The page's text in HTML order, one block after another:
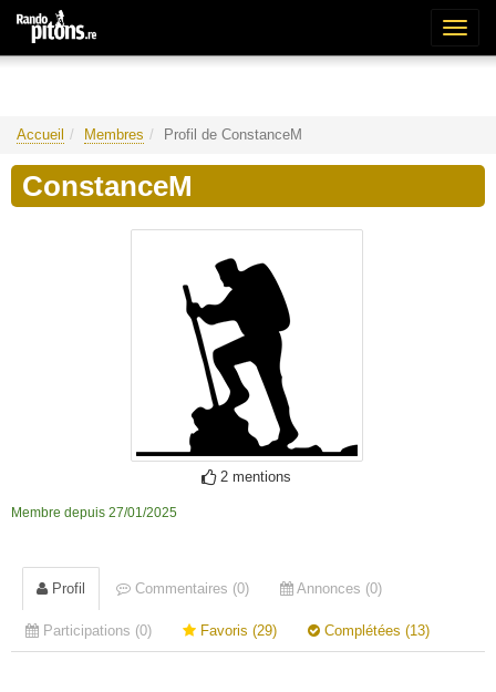
Accueil Membres Profil de ConstanceM
ConstanceM
2 mentions
Membre depuis 27/01/2025
Profil Commentaires (0) Annonces (0)
Participations (0) Favoris (29) Complétées (13)